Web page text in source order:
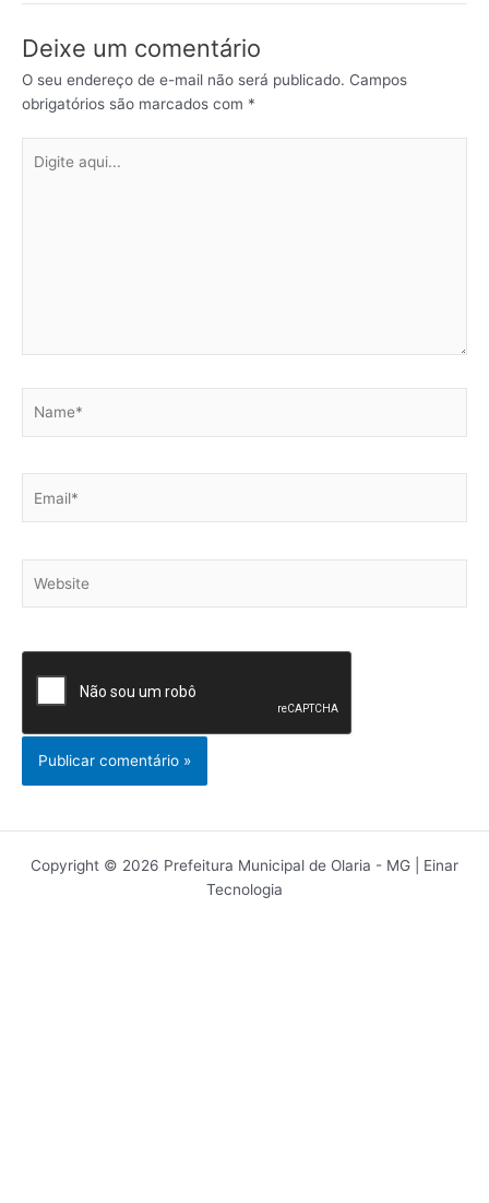
Deixe um comentário
O seu endereço de e-mail não será publicado. Campos
obrigatórios são marcados com *
aqui...
Copyright © 2026 Prefeitura Municipal de Olaria - MG | Einar
Tecnologia